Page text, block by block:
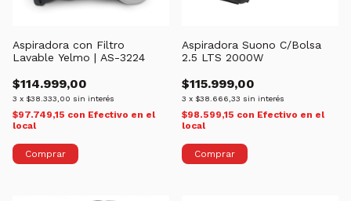
Aspiradora con Filtro
Lavable Yelmo | AS-3224
$114.999,00
3 x $38.333,00 sin interés
$97.749,15 con Efectivo en el
local
Aspiradora Suono C/Bolsa
2.5 LTS 2000W
$115.999,00
3 x $38.666,33 sin interés
$98.599,15 con Efectivo en el
local